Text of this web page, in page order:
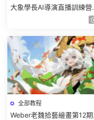
大象學長AI導演直播訓練營
期2026【畫質高清有資料
全部教程
Weber老魏拾藝繪畫第12期